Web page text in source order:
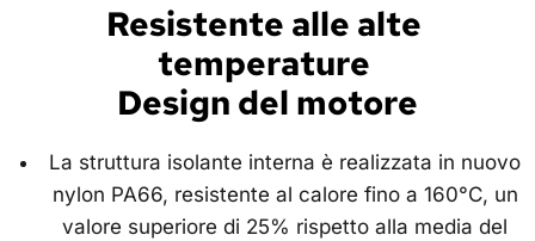
Resistente alle alte
temperature
Design del motore
La struttura isolante interna è realizzata in nuovo
nylon PA66, resistente al calore fino a 160°C, un
valore superiore di 25% rispetto alla media del